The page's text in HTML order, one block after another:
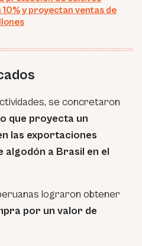
y proyectan ventas de
se concretaron
que proyecta un
las exportaciones
algodón a Brasil en el
lograron obtener
por un valor de